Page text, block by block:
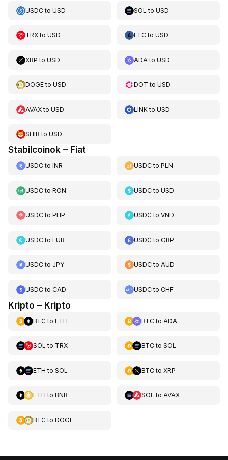
USDCto USD SOL toUSD
TRXto USD LTCtoUSD
XRP to USD ADA toUSD
DOGEto USD DOT toUSD
AVAXto USD LINKtoUSD
SHIB to USD
Stabilcoinok – Fiat
USDCto INR USDCtoPLN
USDCto RON USDCtoUSD
USDCto PHP USDCtoVND
USDCto EUR USDCtoGBP
USDCto JPY USDCtoAUD
USDCto CAD USDCtoCHF
Kripto – Kripto
BTCto ETH BTCto ADA
SOL to TRX BTCto SOL
ETH to SOL BTCto XRP
ETH to BNB SOL to AVAX
BTCto DOGE